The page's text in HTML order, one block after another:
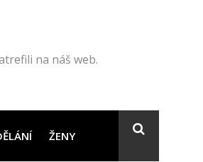
na náš web.
ŽENY